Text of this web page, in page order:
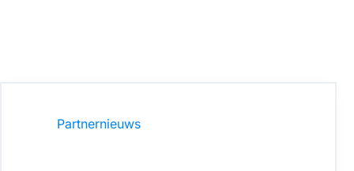
Partnernieuws